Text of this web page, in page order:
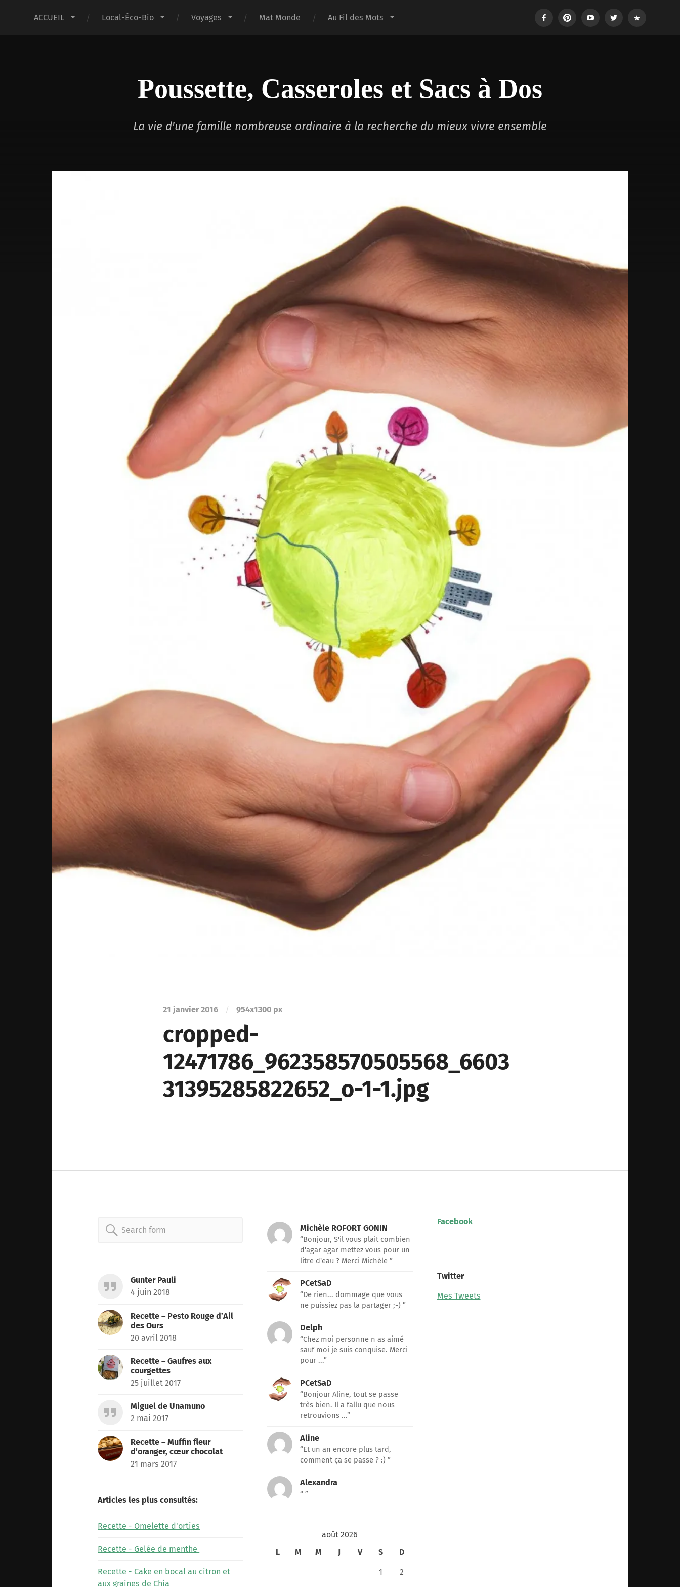
ACCUEIL Local-Éco-Bio Voyages Mat Monde Au Fil des Mots FacebookPinterestYoutubeTwitter Login
Poussette, Casseroles et Sacs à Dos
La vie d'une famille nombreuse ordinaire à la recherche du mieux vivre ensemble
21 janvier 2016 / 954x1300 px
cropped-
12471786_962358570505568_6603
31395285822652_o-1-1.jpg
Search
Gunter Pauli
4 juin 2018
Recette – Pesto Rouge d’Ail
des Ours
20 avril 2018
Recette – Gaufres aux
courgettes
25 juillet 2017
Miguel de Unamuno
2 mai 2017
Recette – Muffin fleur
d’oranger, cœur chocolat
21 mars 2017
Articles les plus consultés:
Recette - Omelette d'orties
Recette - Gelée de menthe
Recette - Cake en bocal au citron et
aux graines de Chia
Michèle ROFORT GONIN
“Bonjour, S'il vous plait combien
d'agar agar mettez vous pour un
litre d'eau ? Merci Michèle ”
PCetSaD
“De rien... dommage que vous
ne puissiez pas la partager ;-) ”
Delph
“Chez moi personne n as aimé
sauf moi je suis conquise. Merci
pour ...”
PCetSaD
“Bonjour Aline, tout se passe
très bien. Il a fallu que nous
retrouvions ...”
Aline
“Et un an encore plus tard,
comment ça se passe ? :) ”
Alexandra
“ ”
août 2026
L
M M J V S D
1 2
Facebook
Twitter
Mes Tweets